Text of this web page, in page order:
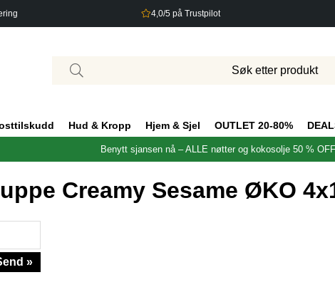
4,0/5 på Trustpilot
Hud & Kropp Hjem & Sjel OUTLET 20-80%
Benytt sjansen nå – ALLE nøtter og kokosolje 50 %
Creamy Sesame ØKO
»